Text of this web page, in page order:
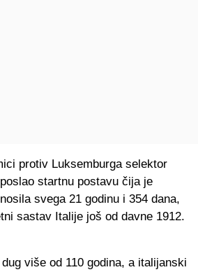
protiv Luksemburga selektor
startnu postavu čija je
svega 21 godinu i 354 dana,
sastav Italije još od davne 1912.
više od 110 godina, a italijanski